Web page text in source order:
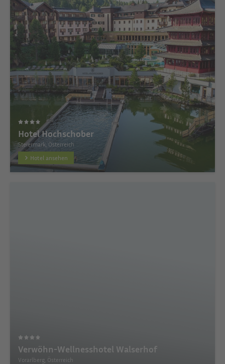
Hotel Hochschober
Steiermark, Österreich
Hotel ansehen
Verwöhn-Wellnesshotel Walserhof
Vorarlberg, Österreich